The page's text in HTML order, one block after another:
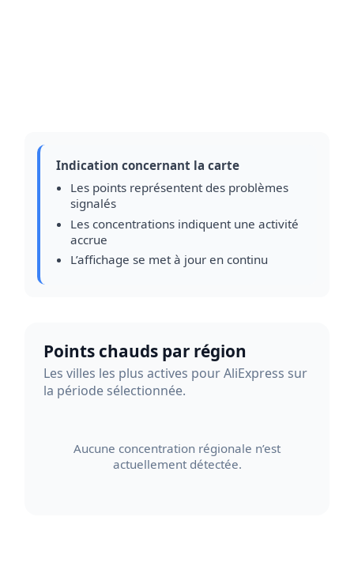
Indication concernant la carte
Les points représentent des problèmes
signalés
Les concentrations indiquent une activité
accrue
L’affichage se met à jour en continu
Points chauds par région
Les villes les plus actives pour AliExpress sur
la période sélectionnée.
Aucune concentration régionale n’est
actuellement détectée.